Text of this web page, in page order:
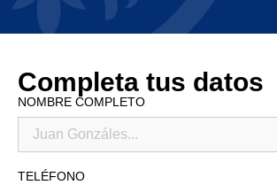
Completa tus datos
NOMBRE COMPLETO
TELÉFONO